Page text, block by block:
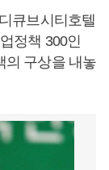
큐브시티호텔
정책 300인
의 구상을 내놓